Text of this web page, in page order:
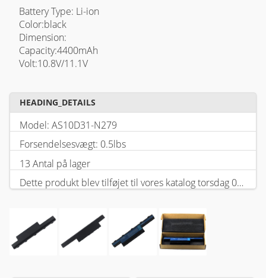
Battery Type: Li-ion
Color:black
Dimension:
Capacity:4400mAh
Volt:10.8V/11.1V
HEADING_DETAILS
Model: AS10D31-N279
Forsendelsesvægt: 0.5lbs
13 Antal på lager
Dette produkt blev tilføjet til vores katalog torsdag 05 februar, 2026.